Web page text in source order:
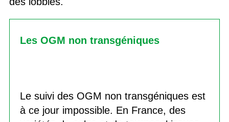
Les OGM non transgéniques
Le suivi des OGM non transgéniques est
à ce jour impossible. En France, des